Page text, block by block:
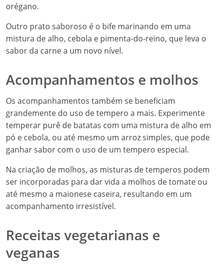
orégano.
Outro prato saboroso é o bife marinando em uma
mistura de alho, cebola e pimenta-do-reino, que leva o
sabor da carne a um novo nível.
Acompanhamentos e molhos
Os acompanhamentos também se beneficiam
grandemente do uso de tempero a mais. Experimente
temperar purê de batatas com uma mistura de alho em
pó e cebola, ou até mesmo um arroz simples, que pode
ganhar sabor com o uso de um tempero especial.
Na criação de molhos, as misturas de temperos podem
ser incorporadas para dar vida a molhos de tomate ou
até mesmo a maionese caseira, resultando em um
acompanhamento irresistível.
Receitas vegetarianas e
veganas